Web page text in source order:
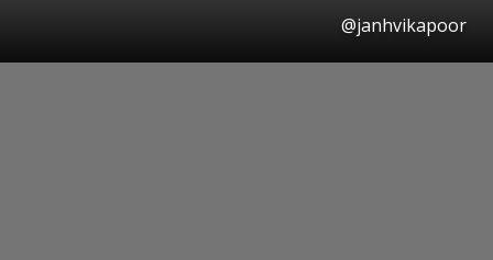
@janhvikapoor